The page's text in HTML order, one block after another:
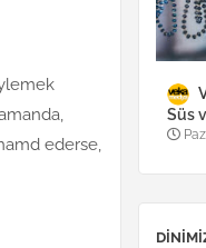
ederse,
Süs